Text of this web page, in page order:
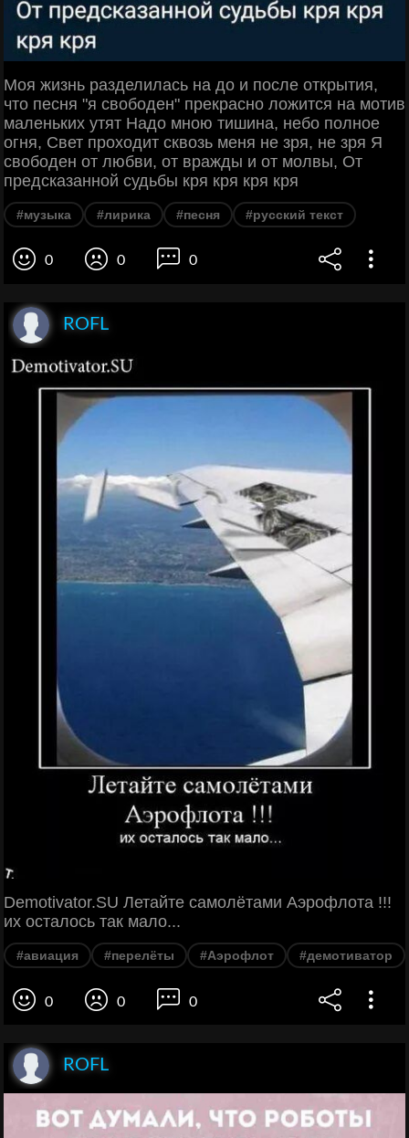
Моя жизнь разделилась на до и после открытия,
что песня "я свободен" прекрасно ложится на мотив
маленьких утят Надо мною тишина, небо полное
огня, Свет проходит сквозь меня не зря, не зря Я
свободен от любви, от вражды и от молвы, От
предсказанной судьбы кря кря кря кря
#музыка #лирика #песня #русский текст
0 0 0
ROFL
Demotivator.SU Летайте самолётами Аэрофлота !!!
их осталось так мало...
#авиация #перелёты #Аэрофлот #демотиватор
0 0 0
ROFL